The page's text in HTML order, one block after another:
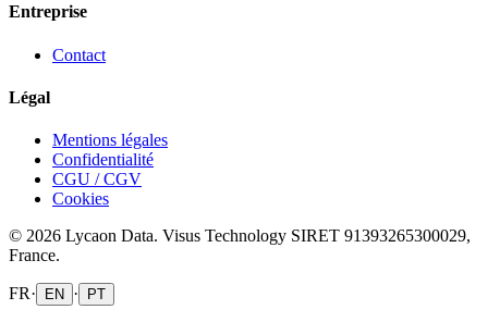
Entreprise
Contact
Légal
Mentions légales
Confidentialité
CGU / CGV
Cookies
© 2026 Lycaon Data. Visus Technology SIRET 91393265300029,
France.
FR· EN · PT